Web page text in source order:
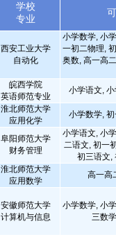
学校
专业
西安工业大学
自动化
小学数学, 小
一初二物理,
奥数, 高一高
皖西学院
英语师范专业
小学语文,
淮北师范大学
应用化学
小学数学,
阜阳师范大学
财务管理
小学语文, 小
二语文, 初一
初三语文,
淮北师范大学
应用数学
高一高
安徽师范大学
计算机与信息
小学数学, 小
三数